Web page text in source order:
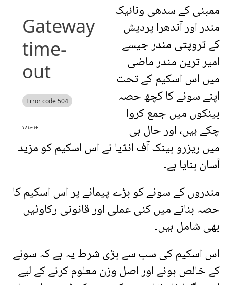
ممبئی کے سدھی ونائیک
مندر اور آندھرا پردیش
کے تروپتی مندر جیسے
امیر ترین مندر ماضی
میں اس اسکیم کے تحت
اپنے سونے کا کچھ حصہ
بینکوں میں جمع کروا
چکے ہیں، اور حال ہی
میں ریزرو بینک آف انڈیا نے اس اسکیم کو مزید
آسان بنایا ہے۔
مندروں کے سونے کو بڑے پیمانے پر اس اسکیم کا
حصہ بنانے میں کئی عملی اور قانونی رکاوٹیں
بھی شامل ہیں۔
اس اسکیم کی سب سے بڑی شرط یہ ہے کہ سونے
کے خالص ہونے اور اصل وزن معلوم کرنے کے لیے